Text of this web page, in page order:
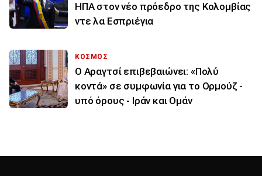
ΗΠΑ στον νέο πρόεδρο της Κολομβίας
ντε λα Εσπριέγια
ΚΟΣΜΟΣ
Ο Αραγτσί επιβεβαιώνει: «Πολύ
κοντά» σε συμφωνία για το Ορμούζ -
υπό όρους - Ιράν και Ομάν